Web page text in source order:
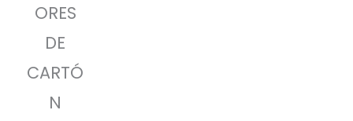
ORES
DE
CARTÓ
N